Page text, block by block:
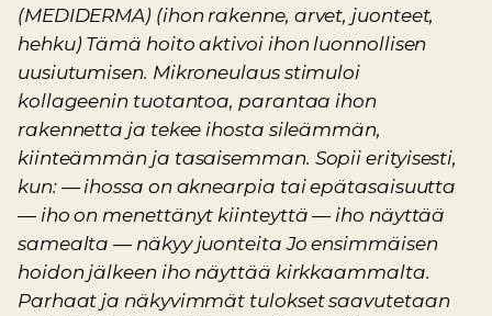
(MEDIDERMA) (ihon rakenne, arvet, juonteet,
hehku) Tämä hoito aktivoi ihon luonnollisen
uusiutumisen. Mikroneulaus stimuloi
kollageenin tuotantoa, parantaa ihon
rakennetta ja tekee ihosta sileämmän,
kiinteämmän ja tasaisemman. Sopii erityisesti,
kun: — ihossa on aknearpia tai epätasaisuutta
— iho on menettänyt kiinteyttä — iho näyttää
samealta — näkyy juonteita Jo ensimmäisen
hoidon jälkeen iho näyttää kirkkaammalta.
Parhaat ja näkyvimmät tulokset saavutetaan